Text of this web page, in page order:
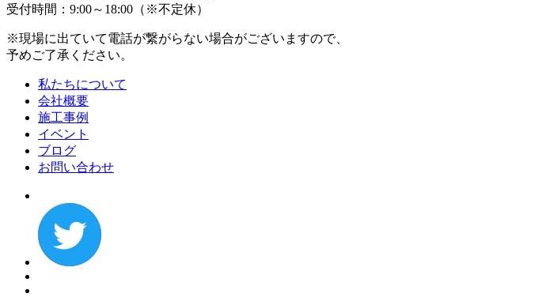
受付時間：9:00～18:00（※不定休）
※現場に出ていて電話が繋がらない場合がございますので、
予めご了承ください。
私たちについて
会社概要
施工事例
イベント
ブログ
お問い合わせ